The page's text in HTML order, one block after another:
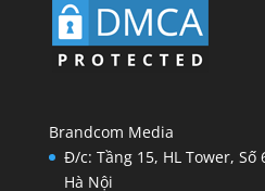
Brandcom Media
Đ/c: Tầng 15, HL Tower, Số
Hà Nội